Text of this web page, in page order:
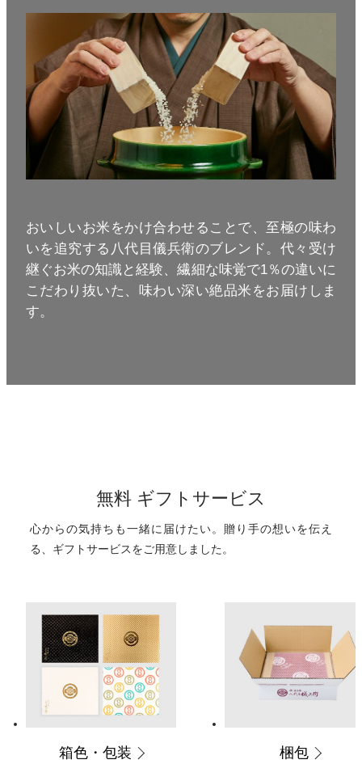
おいしいお米をかけ合わせることで、至極の味わ
いを追究する八代目儀兵衛のブレンド。代々受け
継ぐお米の知識と経験、繊細な味覚で1％の違いに
こだわり抜いた、味わい深い絶品米をお届けしま
す。
無料 ギフトサービス
心からの気持ちも一緒に届けたい。 贈り手の想いを伝え
る、ギフトサービスをご用意しました。
箱色・包装 梱包